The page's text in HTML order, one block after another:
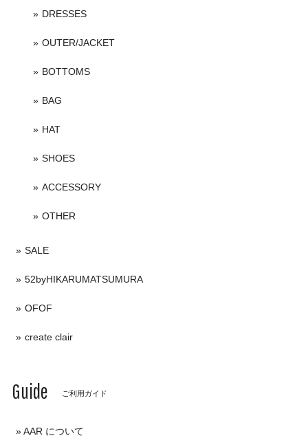
DRESSES
OUTER/JACKET
BOTTOMS
BAG
HAT
SHOES
ACCESSORY
OTHER
SALE
52byHIKARUMATSUMURA
OFOF
create clair
Guide ご利用ガイド
AAR について